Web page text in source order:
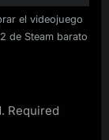
el videojuego
de Steam barato
Required